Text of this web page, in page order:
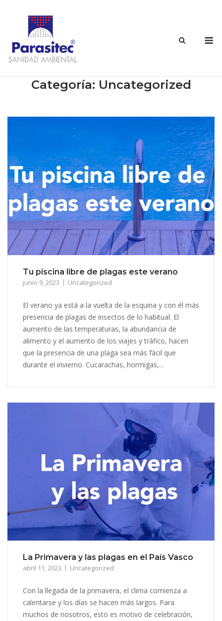
Categoría: Uncategorized
Tu piscina libre de plagas este verano
junio 9, 2023 Uncategorized
El verano ya está a la vuelta de la esquina y con él más
presencia de plagas de insectos de lo habitual. El
aumento de las temperaturas, la abundancia de
alimento y el aumento de los viajes y tráfico, hacen
que la presencia de una plaga sea más fácil que
durante el invierno. Cucarachas, hormigas,...
La Primavera y las plagas en el País Vasco
abril 11, 2023 Uncategorized
Con la llegada de la primavera, el clima comienza a
calentarse y los días se hacen más largos. Para
muchos de nosotros, esto es motivo de celebración,